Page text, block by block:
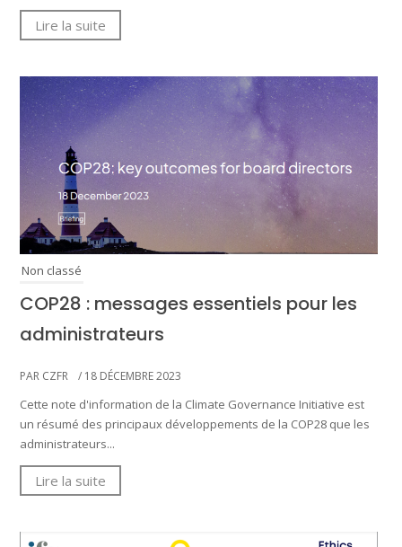
Lire la suite
Non classé
COP28 : messages essentiels pour les
administrateurs
PAR CZFR / 18 DÉCEMBRE 2023
Cette note d'information de la Climate Governance Initiative est
un résumé des principaux développements de la COP28 que les
administrateurs...
Lire la suite